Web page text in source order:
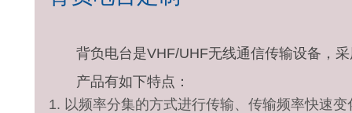
背负电台是VHF/UHF无线通信传输设备，
产品有如下特点：
1. 以频率分集的方式进行传输、传输频率快速